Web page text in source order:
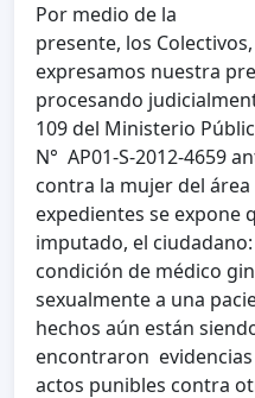
Por medio de la
presente, los
expresamos nuestra
procesando
109 del Ministerio
N° AP01-S-2012-4659
contra la mujer del
expedientes se expone
imputado, el
condición de médico
sexualmente a una
hechos aún están
encontraron
actos punibles contra